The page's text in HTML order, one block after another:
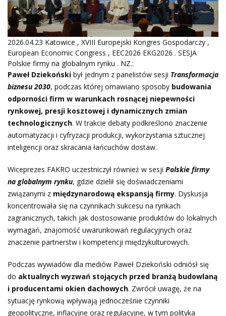
2026.04.23 Katowice , XVIII Europejski Kongres Gospodarczy ,
European Economic Congress , EEC2026 EKG2026 . SESJA
Polskie firmy na globalnym rynku . NZ.:
Paweł Dziekoński był jednym z panelistów sesji Transformacja
biznesu 2030, podczas której omawiano sposoby budowania
odporności firm w warunkach rosnącej niepewności
rynkowej, presji kosztowej i dynamicznych zmian
technologicznych. W trakcie debaty podkreślono znaczenie
automatyzacji i cyfryzacji produkcji, wykorzystania sztucznej
inteligencji oraz skracania łańcuchów dostaw.
Wiceprezes FAKRO uczestniczył również w sesji Polskie firmy
na globalnym rynku, gdzie dzielił się doświadczeniami
związanymi z międzynarodową ekspansją firmy. Dyskusja
koncentrowała się na czynnikach sukcesu na rynkach
zagranicznych, takich jak dostosowanie produktów do lokalnych
wymagań, znajomość uwarunkowań regulacyjnych oraz
znaczenie partnerstw i kompetencji międzykulturowych.
Podczas wywiadów dla mediów Paweł Dziekoński odniósł się
do aktualnych wyzwań stojących przed branżą budowlaną
i producentami okien dachowych. Zwrócił uwagę, że na
sytuację rynkową wpływają jednocześnie czynniki
geopolityczne, inflacyjne oraz regulacyjne, w tym polityka